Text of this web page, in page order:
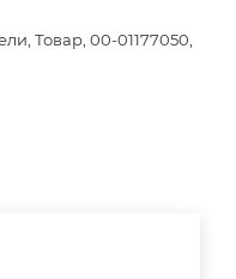
Товар, 00-01177050,